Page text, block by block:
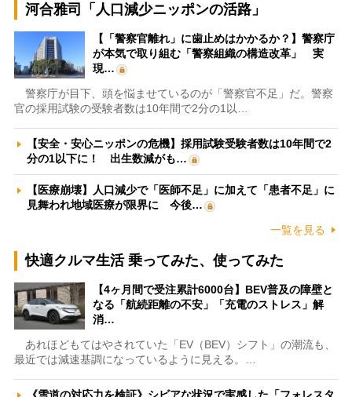
河合雅司「人口減少ニッポンの活路」
【「警察官離れ」に歯止めはかかるか？】警察庁
が本気で取り組む「警察組織の構造改革」 実
現…
警察庁が目下、頭を悩ませているのが「警察官不足」だ。警察
官の採用試験の受験者数は10年間で2分の1以…
【安全・安心ニッポンの危機】採用試験受験者数は10年間で2
分の1以下に！ 出生数減がも…
【医療崩壊】人口減少で「医師不足」に加えて「患者不足」に
見舞われ地域医療が限界に 今後…
一覧を見る
快適クルマ生活 乗ってみた、使ってみた
【4ヶ月間で受注累計6000台】BEV普及の障壁と
なる「航続距離の不安」「充電のストレス」解
消…
あれほどもてはやされていた「EV（BEV）シフト」の潮流も、
最近では減速基調になっているように見える。…